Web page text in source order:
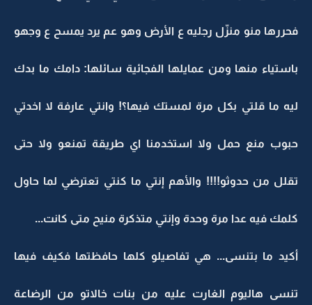
فحررها منو منزّل رجليه ع الأرض وهو عم يرد يمسح ع وجهو
باستياء منها ومن عمايلها الفجائية سائلها: دامك ما بدك
ليه ما قلتي بكل مرة لمستك فيها؟! وانتي عارفة لا اخدتي
حبوب منع حمل ولا استخدمنا اي طريقة تمنعو ولا حتى
تقلل من حدوثو!!!! والأهم إنتي ما كنتي تعترضي لما حاول
كلمك فيه عدا مرة وحدة وإنتي متذكرة منيح متى كانت...
أكيد ما بتنسى... هي تفاصيلو كلها حافظتها فكيف فيها
تنسى هاليوم الغارت عليه من بنات خالاتو من الرضاعة